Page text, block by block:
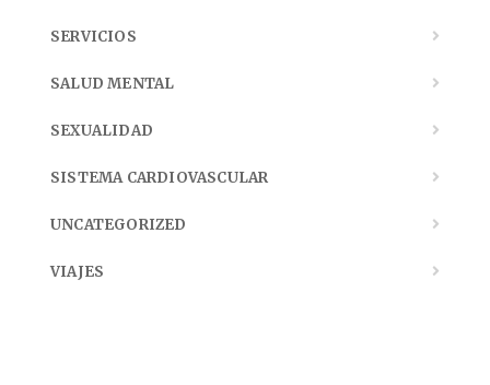
SERVICIOS
SALUD MENTAL
SEXUALIDAD
SISTEMA CARDIOVASCULAR
UNCATEGORIZED
VIAJES